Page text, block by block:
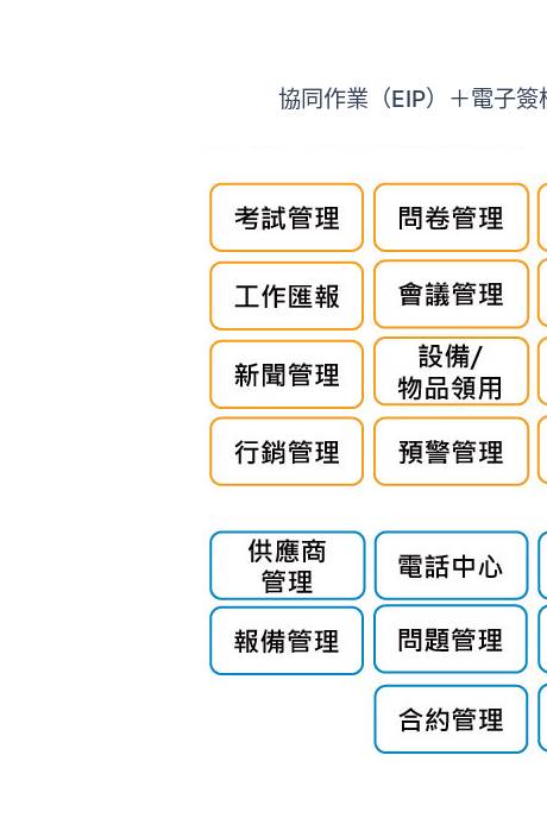
協同作業（EIP）＋電子